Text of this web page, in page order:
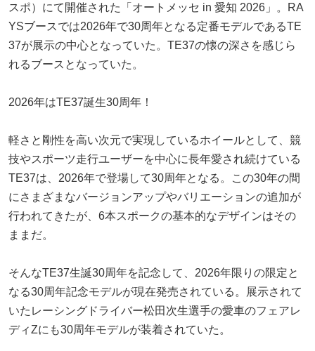
スポ）にて開催された「オートメッセ in 愛知 2026」。RA
YSブースでは2026年で30周年となる定番モデルであるTE
37が展示の中心となっていた。TE37の懐の深さを感じら
れるブースとなっていた。
2026年はTE37誕生30周年！
軽さと剛性を高い次元で実現しているホイールとして、競
技やスポーツ走行ユーザーを中心に長年愛され続けている
TE37は、2026年で登場して30周年となる。この30年の間
にさまざまなバージョンアップやバリエーションの追加が
行われてきたが、6本スポークの基本的なデザインはその
ままだ。
そんなTE37生誕30周年を記念して、2026年限りの限定と
なる30周年記念モデルが現在発売されている。展示されて
いたレーシングドライバー松田次生選手の愛車のフェアレ
ディZにも30周年モデルが装着されていた。